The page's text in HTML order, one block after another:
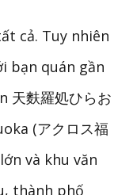
cả. Tuy nhiên
bạn quán gần
麩羅処ひらお
(アクロス福
và khu văn
thành phố